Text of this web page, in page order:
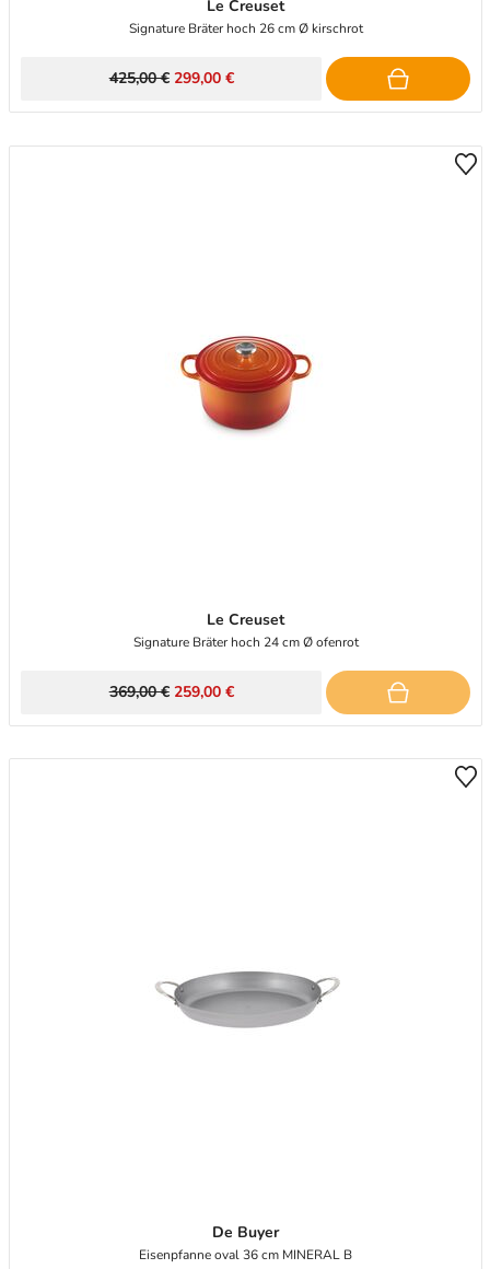
Le Creuset
Signature Bräter hoch 26 cm Ø kirschrot
425,00 € 299,00 €
Le Creuset
Signature Bräter hoch 24 cm Ø ofenrot
369,00 € 259,00 €
De Buyer
Eisenpfanne oval 36 cm MINERAL B